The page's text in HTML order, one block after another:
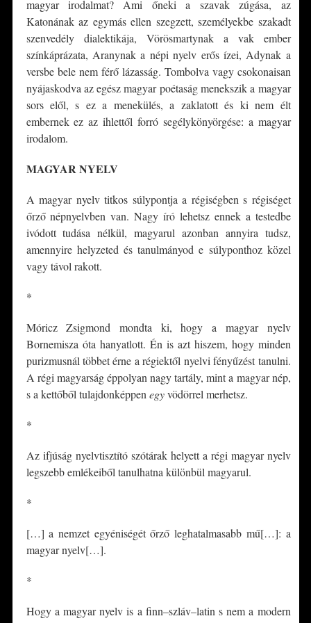
magyar irodalmat? Ami őneki a szavak zúgása, az
Katonának az egymás ellen szegzett, személyekbe szakadt
szenvedély dialektikája, Vörösmartynak a vak ember
színkáprázata, Aranynak a népi nyelv erős ízei, Adynak a
versbe bele nem férő lázasság. Tombolva vagy csokonaisan
nyájaskodva az egész magyar poétaság menekszik a magyar
sors elől, s ez a menekülés, a zaklatott és ki nem élt
embernek ez az ihlettől forró segélykönyörgése: a magyar
irodalom.
MAGYAR NYELV
A magyar nyelv titkos súlypontja a régiségben s régiséget
őrző népnyelvben van. Nagy író lehetsz ennek a testedbe
ivódott tudása nélkül, magyarul azonban annyira tudsz,
amennyire helyzeted és tanulmányod e súlyponthoz közel
vagy távol rakott.
*
Móricz Zsigmond mondta ki, hogy a magyar nyelv
Bornemisza óta hanyatlott. Én is azt hiszem, hogy minden
purizmusnál többet érne a régiektől nyelvi fényűzést tanulni.
A régi magyarság éppolyan nagy tartály, mint a magyar nép,
s a kettőből tulajdonképpen egyvödörrel merhetsz.
*
Az ifjúság nyelvtisztító szótárak helyett a régi magyar nyelv
legszebb emlékeiből tanulhatna különbül magyarul.
*
[…] a nemzet egyéniségét őrző leghatalmasabb mű[…]: a
magyar nyelv[…].
*
Hogy a magyar nyelv is a finn–szláv–latin s nem a modern